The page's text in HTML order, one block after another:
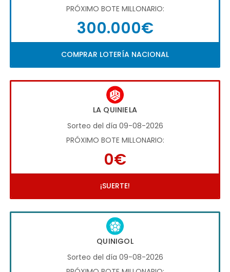
PRÓXIMO BOTE MILLONARIO:
300.000€
COMPRAR LOTERÍA NACIONAL
LA QUINIELA
Sorteo del día 09-08-2026
PRÓXIMO BOTE MILLONARIO:
0€
¡SUERTE!
QUINIGOL
Sorteo del día 09-08-2026